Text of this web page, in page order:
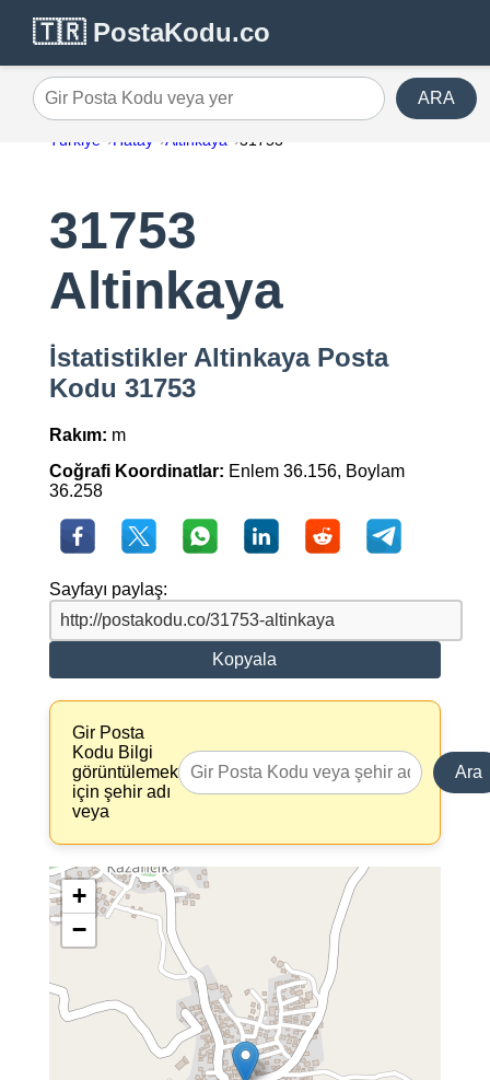
🇹🇷 PostaKodu.co
Gir Posta Kodu veya yer ARA
Türkiye Hatay Altinkaya 31753
31753
Altinkaya
İstatistikler Altinkaya Posta
Kodu 31753
Rakım: m
Coğrafi Koordinatlar: Enlem 36.156, Boylam
36.258
Sayfayı paylaş:
Kopyala
Gir Posta
Kodu Bilgi
görüntülemek
için şehir adı
veya
Ara
+
−